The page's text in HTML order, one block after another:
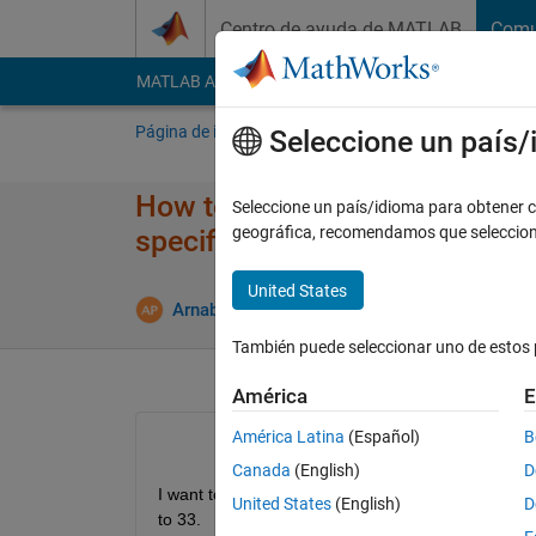
Centro de ayuda de MATLAB
MATLAB Answers File Exchange Cody
Página de inicio Preguntar
How to generate random
specific number?
Arnab Pal 21 Ag. 2017
I want to generate random numbers between 2
to 33.
Seleccione un
Seleccione un país/idioma para obtener
geográfica, recomendamos que
United States
También puede seleccionar uno de
América
América Latina (Español)
Canada (English)
United States (English)